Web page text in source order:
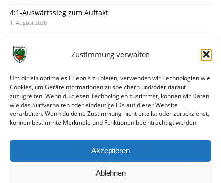
Zustimmung verwalten
Um dir ein optimales Erlebnis zu bieten, verwenden wir Technologien wie
Cookies, um Geräteinformationen zu speichern und/oder darauf
zuzugreifen. Wenn du diesen Technologien zustimmst, können wir Daten
wie das Surfverhalten oder eindeutige IDs auf dieser Website
verarbeiten. Wenn du deine Zustimmung nicht erteilst oder zurückziehst,
können bestimmte Merkmale und Funktionen beeinträchtigt werden.
Akzeptieren
Ablehnen
4:1-Auswärtssieg zum Auftakt
1. August 2026
31. Juli 2026
30. Juli 2026
Deine Spielminute: 89+1
28. Juli 2026
Neuer Rückensponsor
Neue Podcast-Folge: So tickt Björn!
27. Juli 2026